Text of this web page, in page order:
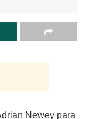
Newey para